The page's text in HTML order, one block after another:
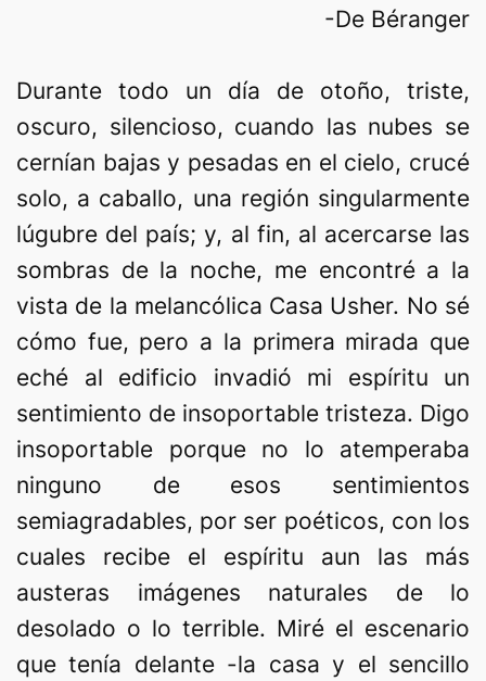
-De Béranger
Durante todo un día de otoño, triste,
oscuro, silencioso, cuando las nubes se
cernían bajas y pesadas en el cielo, crucé
solo, a caballo, una región singularmente
lúgubre del país; y, al fin, al acercarse las
sombras de la noche, me encontré a la
vista de la melancólica Casa Usher. No sé
cómo fue, pero a la primera mirada que
eché al edificio invadió mi espíritu un
sentimiento de insoportable tristeza. Digo
insoportable porque no lo atemperaba
ninguno de esos sentimientos
semiagradables, por ser poéticos, con los
cuales recibe el espíritu aun las más
austeras imágenes naturales de lo
desolado o lo terrible. Miré el escenario
que tenía delante -la casa y el sencillo